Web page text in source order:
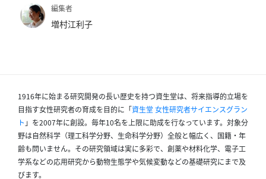
ト
ロ
覧
へ
講
義
開
編集者
増村江利子
1916年に始まる研究開発の長い歴史を持つ資生堂は、将来指導的立場を
目指す女性研究者の育成を目的に「資生堂 女性研究者サイエンスグラン
ト 」を2007年に創設。毎年10名を上限に助成を行なっています。対象分
野は自然科学（理工科学分野、生命科学分野）全般と幅広く、国籍・年
齢も問いません。その研究領域は実に多彩で、創薬や材料化学、電子工
学系などの応用研究から動物生態学や気候変動などの基礎研究にまで及
びます。